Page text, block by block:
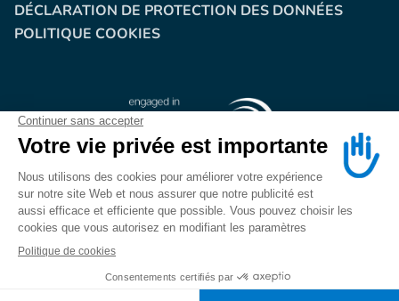
DÉCLARATION DE PROTECTION DES DONNÉES
POLITIQUE COOKIES